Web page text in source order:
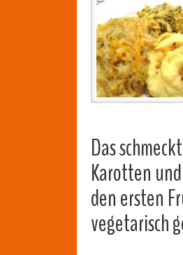
Das
Karotten
den ersten
vegetarisch